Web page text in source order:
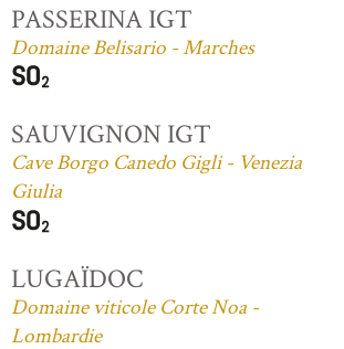
PASSERINA IGT
Domaine Belisario - Marches
SAUVIGNON IGT
Cave Borgo Canedo Gigli - Venezia
Giulia
LUGAÏDOC
Domaine viticole Corte Noa -
Lombardie